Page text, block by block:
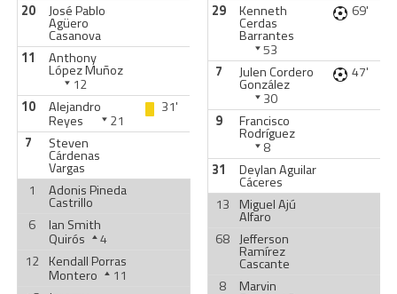
20
José Pablo
Agüero
Casanova
11
Anthony
López Muñoz
12
10
Alejandro
Reyes 21
31'
7
Steven
Cárdenas
Vargas
1
Adonis Pineda
Castrillo
6
Ian Smith
Quirós
4
12 Kendall Porras
Montero
11
29
Kenneth
Cerdas
Barrantes
53
69'
7 Julen Cordero
González
30
47'
9 Francisco
Rodríguez
8
31
Deylan Aguilar
Cáceres
13 Miguel Ajú
Alfaro
68 Jefferson
Ramírez
Cascante
8
Marvin